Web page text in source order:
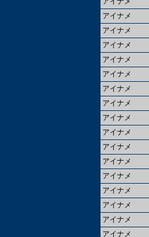
アイナメ
アイナメ
アイナメ
アイナメ
アイナメ
アイナメ
アイナメ
アイナメ
アイナメ
アイナメ
アイナメ
アイナメ
アイナメ
アイナメ
アイナメ
アイナメ